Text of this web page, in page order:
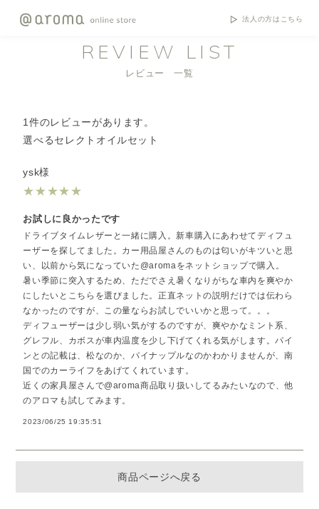
法人の方はこちら
REVIEW LIST
レビュー 一覧
1件のレビューがあります。
選べるセレクトオイルセット
ysk様
★★★★★
お試しに良かったです
ドライブタイムレザーと一緒に購入。新車購入にあわせてディフュ
ーザーを探してました。カー用品屋さんのものは匂いがキツいと思
い、以前から気になっていた@aromaをネットショップで購入。
暑い季節に突入するため、ただでさえ暑くなりがちな車内を爽やか
にしたいとこちらを選びました。正直ネットの説明だけでは伝わら
なかったのですが、この量ならお試しでいいかと思って。。。
ディフューザーは少し弱い気がするのですが、爽やかなミント系、
グレフル、カボスが車内温度を少し下げてくれる気がします。パイ
ンとの記載は、松なのか、パイナップルなのかわかりませんが、南
国でのカーライフをあげてくれています。
近くの家具屋さんで@aroma商品取り扱いしてるみたいなので、他
のアロマも試してみます。
2023/06/25 19:35:51
商品ページへ戻る